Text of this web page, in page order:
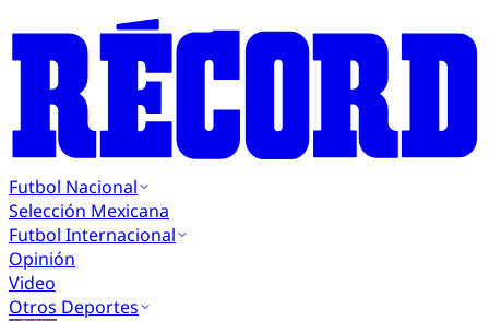
Futbol Nacional
Selección Mexicana
Futbol Internacional
Opinión
Video
Otros Deportes